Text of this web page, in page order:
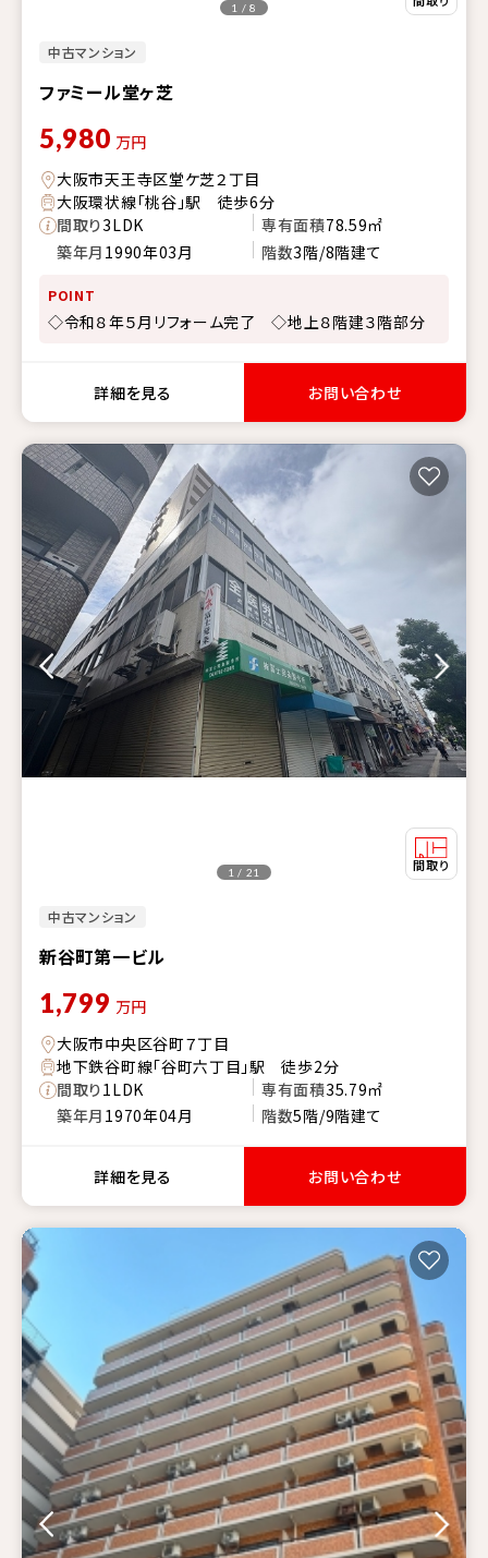
中古マンション
ファミール堂ヶ芝
1 / 8
5,980 万円
大阪市天王寺区堂ケ芝２丁目
大阪環状線「桃谷」駅 徒歩6分
間取り3LDK 専有面積78.59㎡
築年月 1990年03月 階数3階/8階建て
POINT
◇令和８年５月リフォーム完了 ◇地上８階建３階部分
詳細を見る お問い合わせ
中古マンション
新谷町第一ビル
1 / 21
1,799 万円
大阪市中央区谷町７丁目
地下鉄谷町線「谷町六丁目」駅 徒歩2分
間取り1LDK 専有面積35.79㎡
築年月 1970年04月 階数5階/9階建て
詳細を見る お問い合わせ